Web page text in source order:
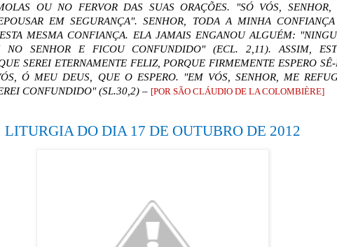
OU NO FERVOR DAS SUAS ORAÇÕES.
"SÓ VÓS, SENHOR,
EM SEGURANÇA". SENHOR, TODA A MINHA
MESMA CONFIANÇA. ELA JAMAIS ENGANOU ALGUÉM:
NO SENHOR E FICOU CONFUNDIDO" (ECL. 2,11). ASSIM,
SEREI ETERNAMENTE FELIZ, PORQUE FIRMEMENTE ESPERO
Ó MEU DEUS, QUE O ESPERO. "EM VÓS, SENHOR, ME
CONFUNDIDO" (SL.30,2) – [POR SÃO CLÁUDIO DE LA COLOMBIÈRE]
LITURGIA DO DIA 17 DE OUTUBRO DE 2012